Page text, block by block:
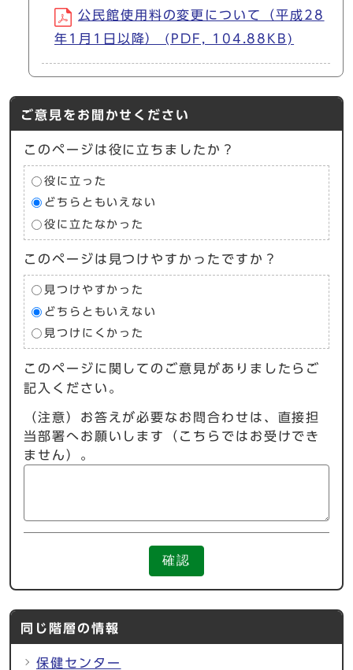
公民館使用料の変更について（平成28
年1月1日以降） (PDF, 104.88KB)
ご意見をお聞かせください
このページは役に立ちましたか？
役に立った
どちらともいえない
役に立たなかった
このページは見つけやすかったですか？
見つけやすかった
どちらともいえない
見つけにくかった
このページに関してのご意見がありましたらご
記入ください。
（注意）お答えが必要なお問合わせは、直接担
当部署へお願いします（こちらではお受けでき
ません）。
確認
同じ階層の情報
保健センター